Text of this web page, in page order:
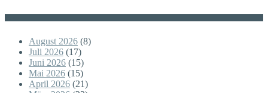
August 2026 (8)
Juli 2026 (17)
Juni 2026 (15)
Mai 2026 (15)
April 2026 (21)